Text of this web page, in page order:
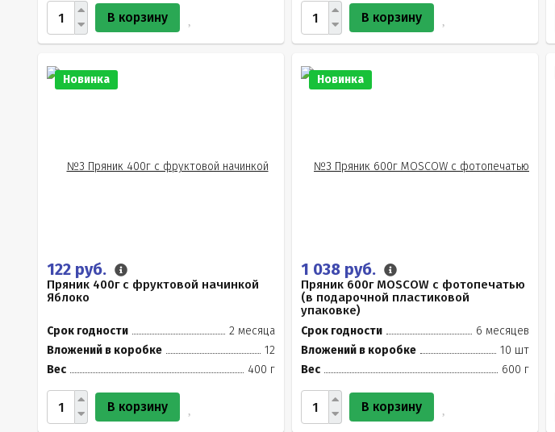
В корзину В корзину
Новинка
122 руб.
Пряник 400г с фруктовой начинкой
Яблоко
Срок годности
2 месяца
Вложений в коробке
12
Вес
400 г
В корзину
Новинка
1 038 руб.
Пряник 600г MOSCOW с фотопечатью
(в подарочной пластиковой
упаковке)
Срок годности
6 месяцев
Вложений в коробке
10 шт
Вес
600 г
В корзину